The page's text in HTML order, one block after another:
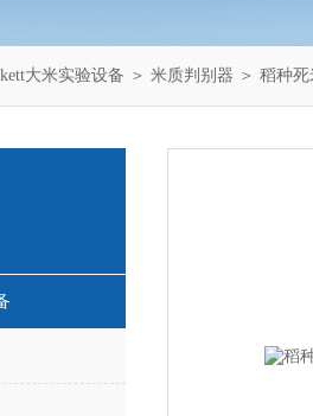
大米实验设备 ＞ 米质判别器 ＞ 稻种